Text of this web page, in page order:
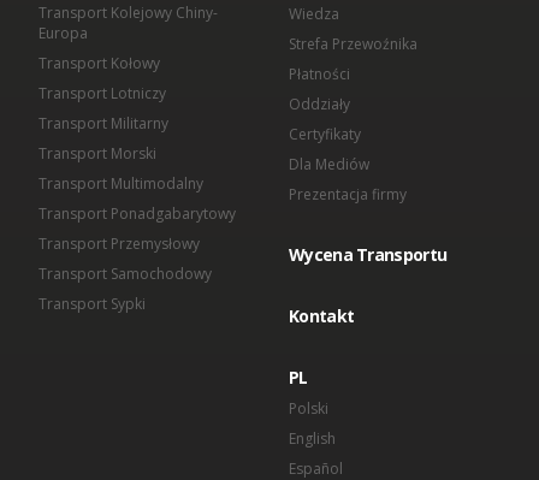
Transport Kolejowy Chiny-
Europa
Transport Kołowy
Transport Lotniczy
Transport Militarny
Transport Morski
Transport Multimodalny
Transport Ponadgabarytowy
Transport Przemysłowy
Transport Samochodowy
Transport Sypki
Wiedza
Strefa Przewoźnika
Płatności
Oddziały
Certyfikaty
Dla Mediów
Prezentacja firmy
Wycena Transportu
Kontakt
PL
Polski
English
Español